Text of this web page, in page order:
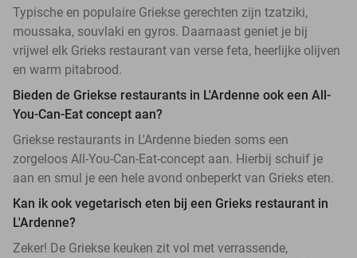
Typische en populaire Griekse gerechten zijn tzatziki,
moussaka, souvlaki en gyros. Daarnaast geniet je bij
vrijwel elk Grieks restaurant van verse feta, heerlijke olijven
en warm pitabrood.
Bieden de Griekse restaurants in L'Ardenne ook een All-
You-Can-Eat concept aan?
Griekse restaurants in L'Ardenne bieden soms een
zorgeloos All-You-Can-Eat-concept aan. Hierbij schuif je
aan en smul je een hele avond onbeperkt van Grieks eten.
Kan ik ook vegetarisch eten bij een Grieks restaurant in
L'Ardenne?
Zeker! De Griekse keuken zit vol met verrassende,